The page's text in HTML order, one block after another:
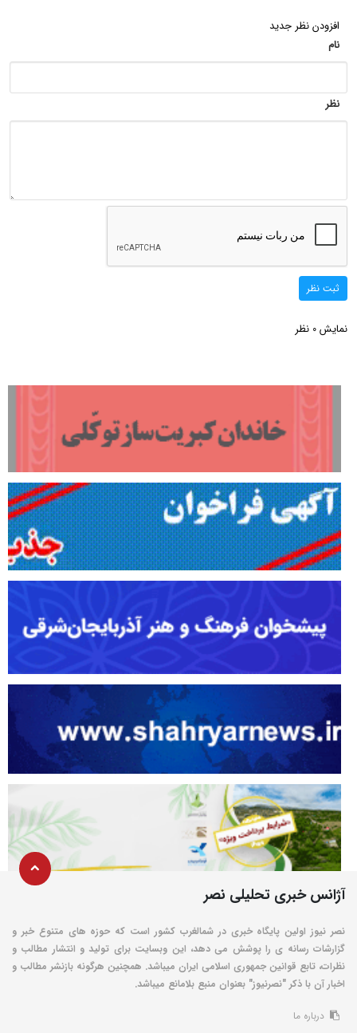
افزودن نظر جدید
نام
نظر
ثبت نظر
نمایش 0 نظر
آژانس خبری تحلیلی نصر
نصر نیوز اولین پایگاه خبری در شمالغرب کشور است که حوزه های متنوع خبر و
گزارشات رسانه ی را پوشش می دهد، این وبسایت برای تولید و انتشار مطالب و
نظرات، تابع قوانین جمهوری اسلامی ایران میباشد. همچنین هرگونه بازنشر مطالب و
اخبار آن با ذکر "نصرنیوز" بعنوان منبع بلامانع میباشد.
درباره ما